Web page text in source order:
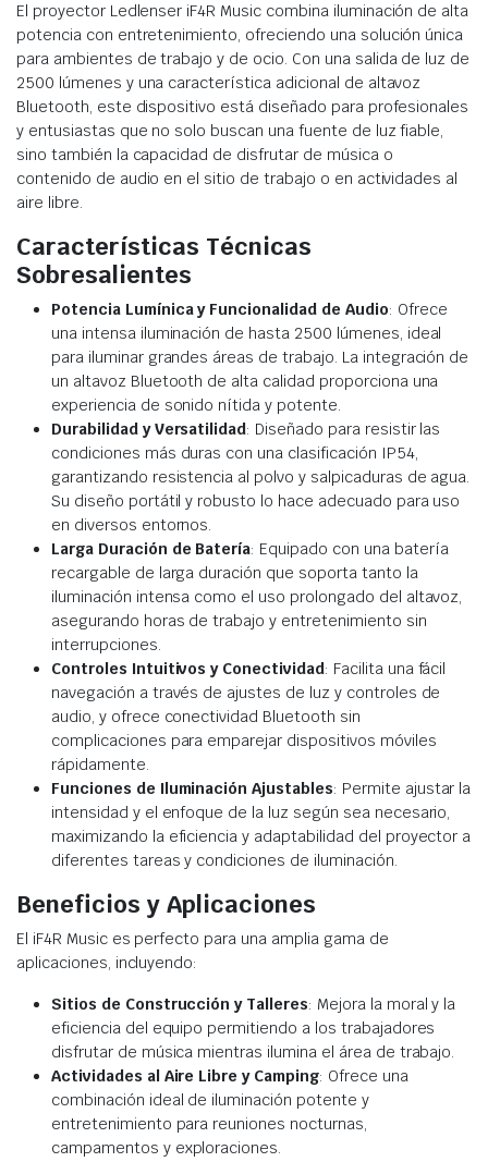
El proyector Ledlenser iF4R Music combina iluminación de alta
potencia con entretenimiento, ofreciendo una solución única
para ambientes de trabajo y de ocio. Con una salida de luz de
2500 lúmenes y una característica adicional de altavoz
Bluetooth, este dispositivo está diseñado para profesionales
y entusiastas que no solo buscan una fuente de luz fiable,
sino también la capacidad de disfrutar de música o
contenido de audio en el sitio de trabajo o en actividades al
aire libre.
Características Técnicas
Sobresalientes
Potencia Lumínica y Funcionalidad de Audio: Ofrece
una intensa iluminación de hasta 2500 lúmenes, ideal
para iluminar grandes áreas de trabajo. La integración de
un altavoz Bluetooth de alta calidad proporciona una
experiencia de sonido nítida y potente.
Durabilidad y Versatilidad: Diseñado para resistir las
condiciones más duras con una clasificación IP54,
garantizando resistencia al polvo y salpicaduras de agua.
Su diseño portátil y robusto lo hace adecuado para uso
en diversos entornos.
Larga Duración de Batería: Equipado con una batería
recargable de larga duración que soporta tanto la
iluminación intensa como el uso prolongado del altavoz,
asegurando horas de trabajo y entretenimiento sin
interrupciones.
Controles Intuitivos y Conectividad: Facilita una fácil
navegación a través de ajustes de luz y controles de
audio, y ofrece conectividad Bluetooth sin
complicaciones para emparejar dispositivos móviles
rápidamente.
Funciones de Iluminación Ajustables: Permite ajustar la
intensidad y el enfoque de la luz según sea necesario,
maximizando la eficiencia y adaptabilidad del proyector a
diferentes tareas y condiciones de iluminación.
Beneficios y Aplicaciones
El iF4R Music es perfecto para una amplia gama de
aplicaciones, incluyendo:
Sitios de Construcción y Talleres: Mejora la moral y la
eficiencia del equipo permitiendo a los trabajadores
disfrutar de música mientras ilumina el área de trabajo.
Actividades al Aire Libre y Camping: Ofrece una
combinación ideal de iluminación potente y
entretenimiento para reuniones nocturnas,
campamentos y exploraciones.